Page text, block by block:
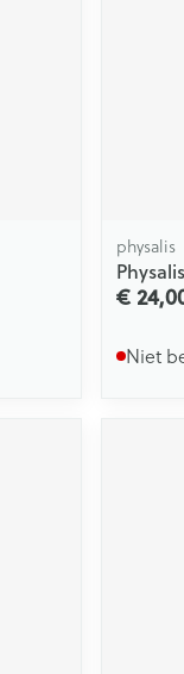
physalis
€
Niet